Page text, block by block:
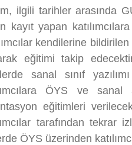
ilgili tarihler arasında
kayıt yapan
kendilerine
eğitimi takip
sanal sınıf
ÖYS ve sanal
eğitimleri
tarafından tekrar
ÖYS üzerinden